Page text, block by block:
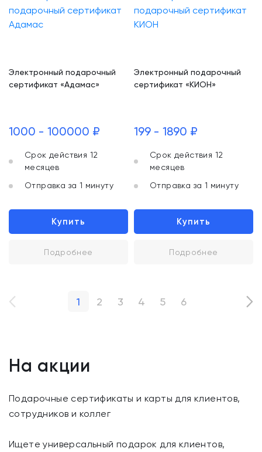
Электронный подарочный
сертификат «Адамас»
1000 - 100000 ₽
Срок действия 12
месяцев
Отправка за 1 минуту
Купить
Подробнее
Электронный подарочный
сертификат «КИОН»
199 - 1890 ₽
Срок действия 12
месяцев
Отправка за 1 минуту
Купить
Подробнее
1 2 3 4 5 6
На акции
Подарочные сертификаты и карты для клиентов,
сотрудников и коллег
Ищете универсальный подарок для клиентов,